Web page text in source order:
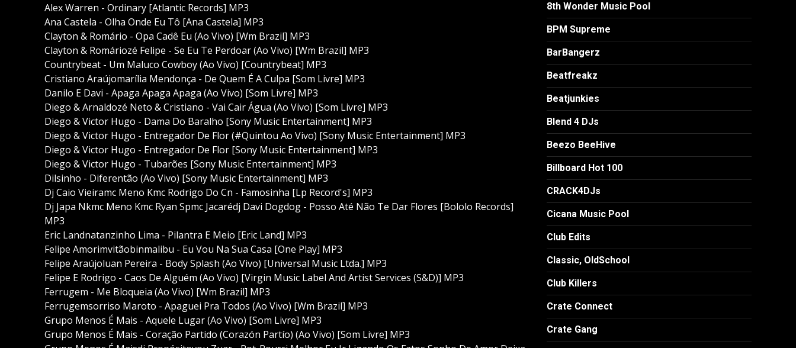
Alex Warren - Ordinary [Atlantic Records] MP3
Ana Castela - Olha Onde Eu Tô [Ana Castela] MP3
Clayton & Romário - Opa Cadê Eu (Ao Vivo) [Wm Brazil] MP3
Clayton & Romáriozé Felipe - Se Eu Te Perdoar (Ao Vivo) [Wm Brazil] MP3
Countrybeat - Um Maluco Cowboy (Ao Vivo) [Countrybeat] MP3
Cristiano Araújomarília Mendonça - De Quem É A Culpa [Som Livre] MP3
Danilo E Davi - Apaga Apaga Apaga (Ao Vivo) [Som Livre] MP3
Diego & Arnaldozé Neto & Cristiano - Vai Cair Água (Ao Vivo) [Som Livre] MP3
Diego & Victor Hugo - Dama Do Baralho [Sony Music Entertainment] MP3
Diego & Victor Hugo - Entregador De Flor (#Quintou Ao Vivo) [Sony Music Entertainment] MP3
Diego & Victor Hugo - Entregador De Flor [Sony Music Entertainment] MP3
Diego & Victor Hugo - Tubarões [Sony Music Entertainment] MP3
Dilsinho - Diferentão (Ao Vivo) [Sony Music Entertainment] MP3
Dj Caio Vieiramc Meno Kmc Rodrigo Do Cn - Famosinha [Lp Record's] MP3
Dj Japa Nkmc Meno Kmc Ryan Spmc Jacarédj Davi Dogdog - Posso Até Não Te Dar Flores [Bololo Records]
MP3
Eric Landnatanzinho Lima - Pilantra E Meio [Eric Land] MP3
Felipe Amorimvitãobinmalibu - Eu Vou Na Sua Casa [One Play] MP3
Felipe Araújoluan Pereira - Body Splash (Ao Vivo) [Universal Music Ltda.] MP3
Felipe E Rodrigo - Caos De Alguém (Ao Vivo) [Virgin Music Label And Artist Services (S&D)] MP3
Ferrugem - Me Bloqueia (Ao Vivo) [Wm Brazil] MP3
Ferrugemsorriso Maroto - Apaguei Pra Todos (Ao Vivo) [Wm Brazil] MP3
Grupo Menos É Mais - Aquele Lugar (Ao Vivo) [Som Livre] MP3
Grupo Menos É Mais - Coração Partido (Corazón Partío) (Ao Vivo) [Som Livre] MP3
8th Wonder Music Pool
BPM Supreme
BarBangerz
Beatfreakz
Beatjunkies
Blend 4 DJs
Beezo BeeHive
Billboard Hot 100
CRACK4DJs
Cicana Music Pool
Club Edits
Classic, OldSchool
Club Killers
Crate Connect
Crate Gang